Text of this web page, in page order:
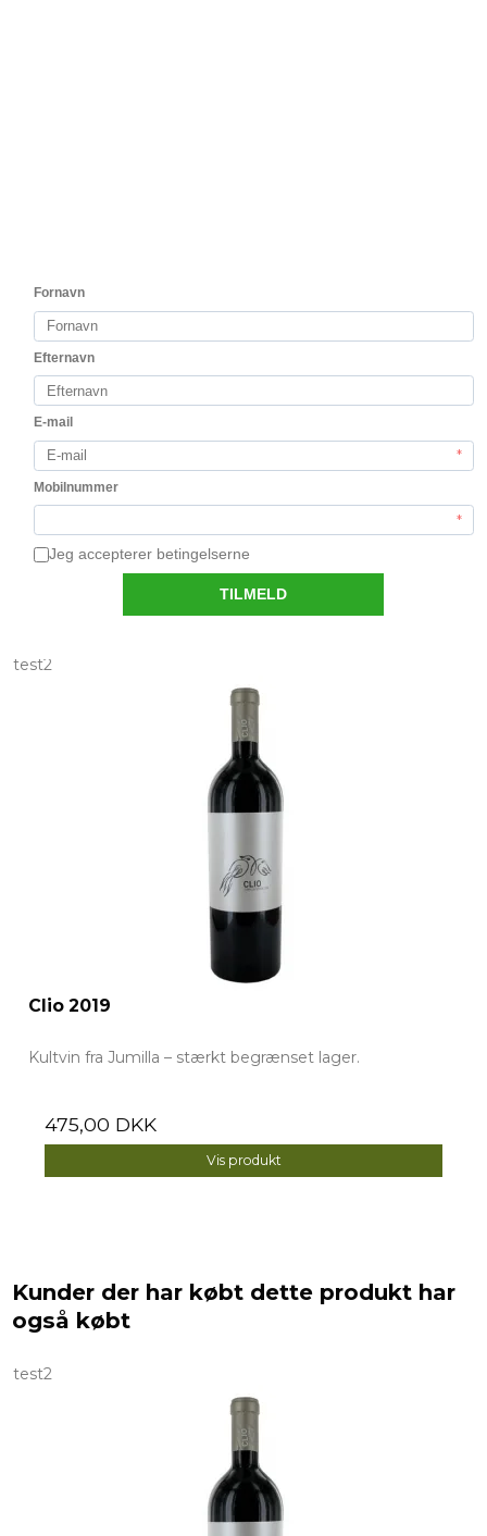
El Nido 2021
1.150,00 DKK
Vis produkt
test2
Clio 2019
Kultvin fra Jumilla – stærkt begrænset lager.
475,00 DKK
Vis produkt
Kunder der har købt dette produkt har
også købt
test2